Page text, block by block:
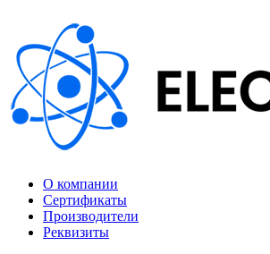
О компании
Сертификаты
Производители
Реквизиты